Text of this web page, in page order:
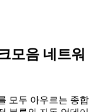
모음 네트워
모두 아우르는 종합